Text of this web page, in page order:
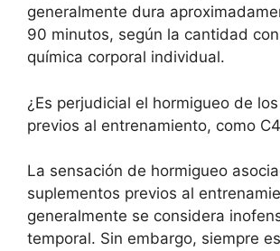
generalmente dura
90 minutos, según la cantidad
química corporal individual.
¿Es perjudicial el hormigueo de
previos al entrenamiento, como
La sensación de hormigueo
suplementos previos al
generalmente se considera
temporal. Sin embargo, siempre es